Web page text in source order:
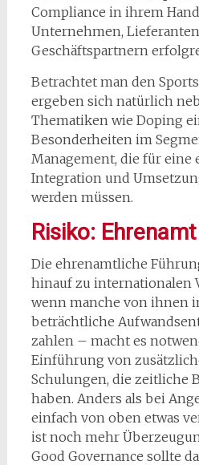
Compliance in ihrem
Unternehmen,
Geschäftspartnern
Betrachtet man den
ergeben sich natürlich
Thematiken wie Doping
Besonderheiten im
Management, die für eine
Integration und
werden müssen.
Risiko: Ehrenamt
Die ehrenamtliche
hinauf zu internationalen
wenn manche von ihnen
beträchtliche
zahlen – macht es
Einführung von
Schulungen, die zeitliche
haben. Anders als bei
einfach von oben etwas
ist noch mehr
Good Governance sollte